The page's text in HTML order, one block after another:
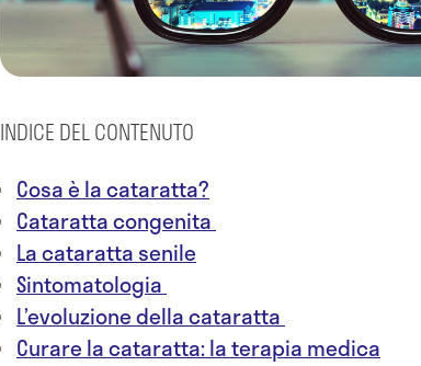
INDICE DEL CONTENUTO
Cosa è la cataratta?
Cataratta congenita
La cataratta senile
Sintomatologia
L’evoluzione della cataratta
Curare la cataratta: la terapia medica